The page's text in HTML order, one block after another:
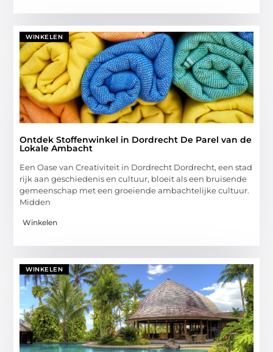
WINKELEN
Ontdek Stoffenwinkel in Dordrecht De Parel van de
Lokale Ambacht
Een Oase van Creativiteit in Dordrecht Dordrecht, een stad
rijk aan geschiedenis en cultuur, bloeit als een bruisende
gemeenschap met een groeiende ambachtelijke cultuur.
Midden
Winkelen
WINKELEN